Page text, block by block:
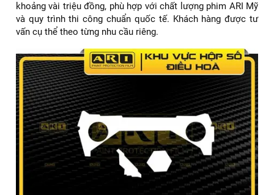
khoảng vài triệu đồng, phù hợp với chất lượng phim ARI Mỹ
và quy trình thi công chuẩn quốc tế. Khách hàng được tư
vấn cụ thể theo từng nhu cầu riêng.